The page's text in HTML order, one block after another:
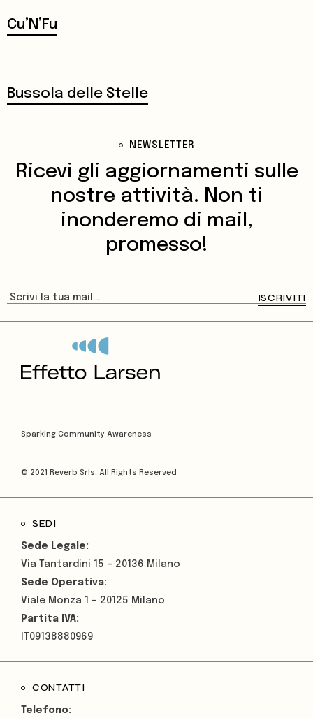
Cu’N’Fu
Bussola delle Stelle
NEWSLETTER
Ricevi gli aggiornamenti sulle
nostre attività. Non ti
inonderemo di mail,
promesso!
ISCRIVITI
Sparking Community Awareness
© 2021 Reverb Srls, All Rights Reserved
SEDI
Sede Legale:
Via Tantardini 15 – 20136 Milano
Sede Operativa:
Viale Monza 1 – 20125 Milano
Partita IVA:
IT09138880969
CONTATTI
Telefono: